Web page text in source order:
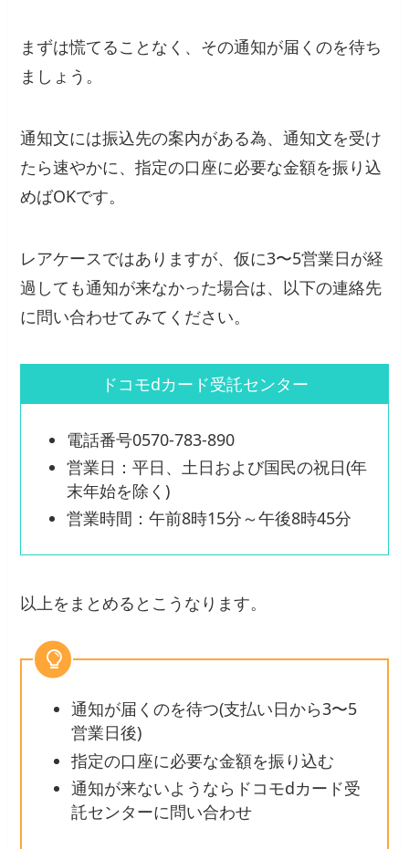
まずは慌てることなく、その通知が届くのを待ち
ましょう。
通知文には振込先の案内がある為、通知文を受け
たら速やかに、指定の口座に必要な金額を振り込
めばOKです。
レアケースではありますが、仮に3〜5営業日が経
過しても通知が来なかった場合は、以下の連絡先
に問い合わせてみてください。
ドコモdカード受託センター
電話番号0570-783-890
営業日：平日、土日および国民の祝日(年
末年始を除く)
営業時間：午前8時15分～午後8時45分
以上をまとめるとこうなります。
通知が届くのを待つ(支払い日から3〜5
営業日後)
指定の口座に必要な金額を振り込む
通知が来ないようならドコモdカード受
託センターに問い合わせ